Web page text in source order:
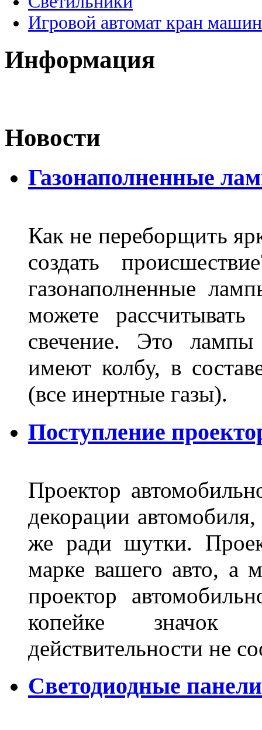
Игровой автомат кран
Информация
Новости
Газонаполненные
Как не переборщить
создать
газонаполненные
можете
свечение. Это
имеют колбу, в
(все инертные газы).
Поступление
Проектор
декорации
же ради шутки.
марке вашего авто, а
проектор
копейке
действительности не
Светодиодные